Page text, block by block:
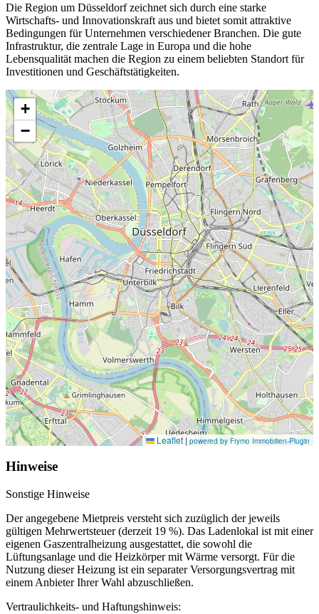
Die Region um Düsseldorf zeichnet sich durch eine starke
Wirtschafts- und Innovationskraft aus und bietet somit attraktive
Bedingungen für Unternehmen verschiedener Branchen. Die gute
Infrastruktur, die zentrale Lage in Europa und die hohe
Lebensqualität machen die Region zu einem beliebten Standort für
Investitionen und Geschäftstätigkeiten.
+
−
Leaflet | powered by Frymo Immobilien-Plugin
Hinweise
Sonstige Hinweise
Der angegebene Mietpreis versteht sich zuzüglich der jeweils
gültigen Mehrwertsteuer (derzeit 19 %). Das Ladenlokal ist mit einer
eigenen Gaszentralheizung ausgestattet, die sowohl die
Lüftungsanlage und die Heizkörper mit Wärme versorgt. Für die
Nutzung dieser Heizung ist ein separater Versorgungsvertrag mit
einem Anbieter Ihrer Wahl abzuschließen.
Vertraulichkeits- und Haftungshinweis: